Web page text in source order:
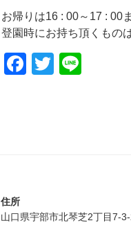
お帰りは16 : 00～17 : 00
登園時にお持ち頂くもの
F
k
T
住所
山口県宇部市北琴芝2丁目7-